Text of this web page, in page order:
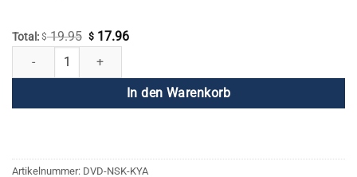
Total: $19.95 Ursprünglicher
$17.96Aktueller
$ 17.96.
Kundalini Yoga für Sportler Menge
In den Warenkorb
Artikelnummer: DVD-NSK-KYA